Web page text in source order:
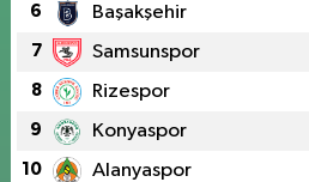
6 Başakşehir
7 Samsunspor
8 Rizespor
9 Konyaspor
10 Alanyaspor